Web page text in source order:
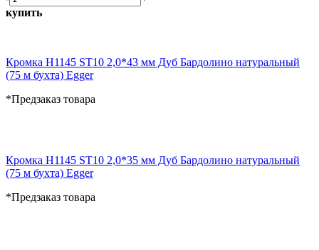
купить
Кромка H1145 ST10 2,0*43 мм Дуб Бардолино натуральный
(75 м бухта) Egger
*Предзаказ товара
Кромка H1145 ST10 2,0*35 мм Дуб Бардолино натуральный
(75 м бухта) Egger
*Предзаказ товара